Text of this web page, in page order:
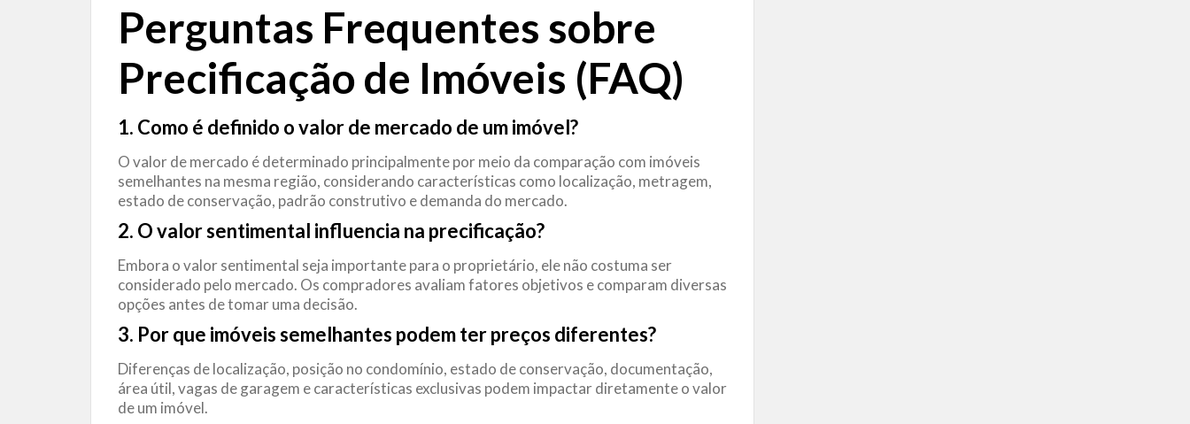
Perguntas Frequentes sobre
Precificaçãode Imóveis (FAQ)
1. Como é definido o valor de mercado de um imóvel?
O valor de mercado é determinado principalmente por meio da comparação com imóveis
semelhantes na mesma região, considerando características como localização, metragem,
estado de conservação, padrão construtivo e demanda do mercado.
2. O valor sentimental influencia na precificação?
Embora o valor sentimental seja importante para o proprietário, ele não costuma ser
considerado pelo mercado. Os compradores avaliam fatores objetivos e comparam diversas
opções antes de tomar uma decisão.
3. Por que imóveis semelhantes podem ter preços diferentes?
Diferenças de localização, posição no condomínio, estado de conservação, documentação,
área útil, vagas de garagem e características exclusivas podem impactar diretamente o valor
de um imóvel.